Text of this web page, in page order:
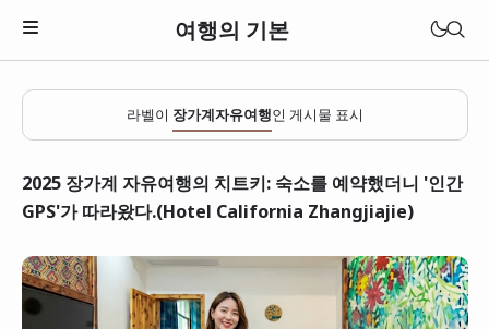
여행의 기본
라벨이 장가계자유여행인 게시물 표시
2025 장가계 자유여행의 치트키: 숙소를 예약했더니 '인간
GPS'가 따라왔다.(Hotel California Zhangjiajie)